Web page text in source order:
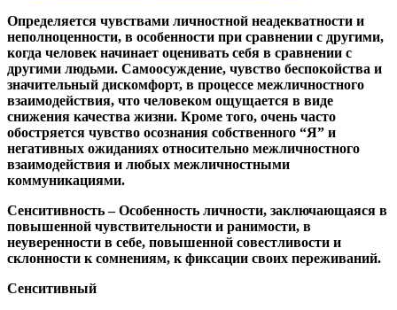
Определяется чувствами личностной неадекватности и
неполноценности, в особенности при сравнении с другими,
когда человек начинает оценивать себя в сравнении с
другими людьми. Самоосуждение, чувство беспокойства и
значительный дискомфорт, в процессе межличностного
взаимодействия, что человеком ощущается в виде
снижения качества жизни. Кроме того, очень часто
обостряется чувство осознания собственного “Я” и
негативных ожиданиях относительно межличностного
взаимодействия и любых межличностными
коммуникациями.
Сенситивность– Особенность личности, заключающаяся в
повышенной чувствительности и ранимости, в
неуверенности в себе, повышенной совестливости и
склонности к сомнениям, к фиксации своих переживаний.
Сенситивный